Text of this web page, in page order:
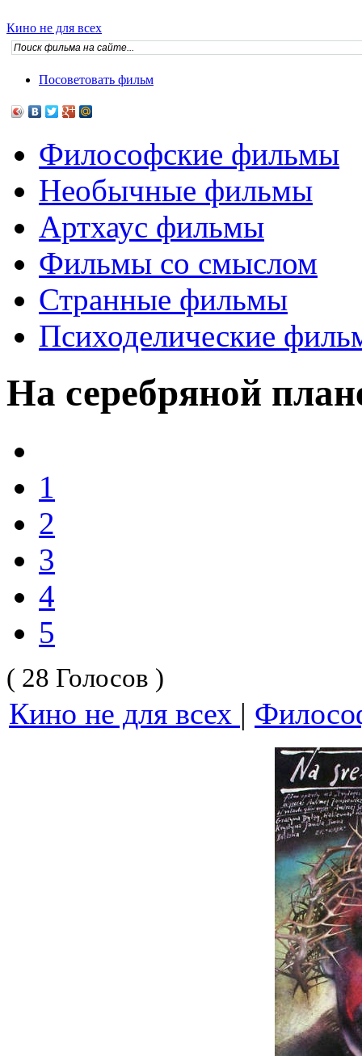
Кино не для всех
Посоветовать фильм
Философские фильмы
Необычные фильмы
Артхаус фильмы
Фильмы со смыслом
Странные фильмы
Психоделические
На серебряной
1
2
3
4
5
( 28 Голосов )
Кино не для всех |